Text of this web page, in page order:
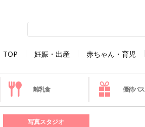
TOP 妊娠・出産 赤ちゃん・育児
離乳食 優待パス
写真スタジオ